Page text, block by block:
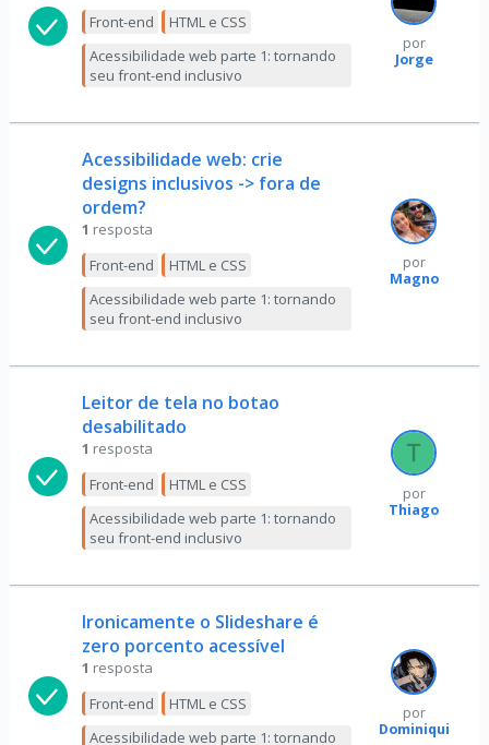
Front-end
HTML e CSS
Acessibilidade web parte 1: tornando
seu front-end inclusivo
por
Jorge
Acessibilidade web: crie
designs inclusivos -> fora de
ordem?
1 resposta
Front-end
HTML e CSS
Acessibilidade web parte 1: tornando
seu front-end inclusivo
por
Magno
Leitor de tela no botao
desabilitado
1 resposta
Front-end
HTML e CSS
Acessibilidade web parte 1: tornando
seu front-end inclusivo
por
Thiago
Ironicamente o Slideshare é
zero porcento acessível
1 resposta
Front-end
HTML e CSS
Acessibilidade web parte 1: tornando
por
Dominiqui